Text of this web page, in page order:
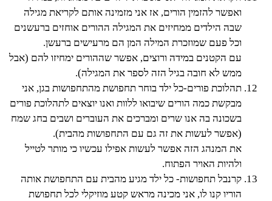
ואפשר להזמין הורים, אז אני מזמינה אותם לקריאת מגילה
שבה הילדים ממחיזים את המגילה ההורים אוחזים ברעשנים
וכל פעם שמוזכרת המילה המן הם מרעישים ברעשן.
עם הקטנים במידה ורוצים, אפשר שההורים ימחיזו להם (אבל
ממש לא חובה בגיל הזה לספר את המגילה).
תהלוכת פורים-כל ילד בוחר תחפושת מהתחפושות בגן, אני
מבקשת כמה הורים שיבואו ללוות ואנו יוצאים לתהלוכת פורים
בשכונה בה אנו שרים ומברכים את העוברים ושבים בחג שמח
(אפשר לעשות את זה גם עם התחפושות מהבית).
את המנהג הזה אפשר לעשות אפילו עכשיו כי מותר לטייל
ולהיות האויר הפתוח.
קרנבל תחפושות- כל ילד מגיע מהבית עם התחפושת אותה
הוריו קנו לו, אני מכינה מראש קטע מוזיקלי לכל תחפושת